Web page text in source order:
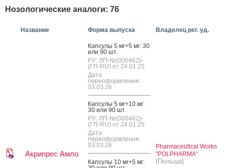
Нозологические аналоги: 76
Название Форма выпуска Владелец рег. уд.
Акрипрес Амло
Кап­су­лы 5 мг+5 мг: 30
или 90 шт.
РУ: ЛП-№(000462)-
(ГП-RU) от 24.01.25
Дата
переоформления:
03.03.26
Кап­су­лы 5 мг+10 мг:
30 или 90 шт.
РУ: ЛП-№(000462)-
(ГП-RU) от 24.01.25
Дата
переоформления:
03.03.26
Кап­су­лы 10 мг+5 мг:
Pharmaceutical Works
"POLPHARMA"
(Польша)